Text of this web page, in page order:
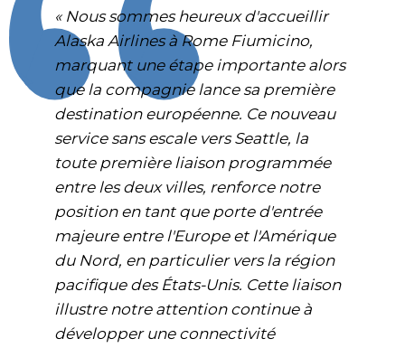
« Nous sommes heureux d'accueillir
Alaska Airlines à Rome Fiumicino,
marquant une étape importante alors
que la compagnie lance sa première
destination européenne. Ce nouveau
service sans escale vers Seattle, la
toute première liaison programmée
entre les deux villes, renforce notre
position en tant que porte d'entrée
majeure entre l'Europe et l'Amérique
du Nord, en particulier vers la région
pacifique des États-Unis. Cette liaison
illustre notre attention continue à
développer une connectivité